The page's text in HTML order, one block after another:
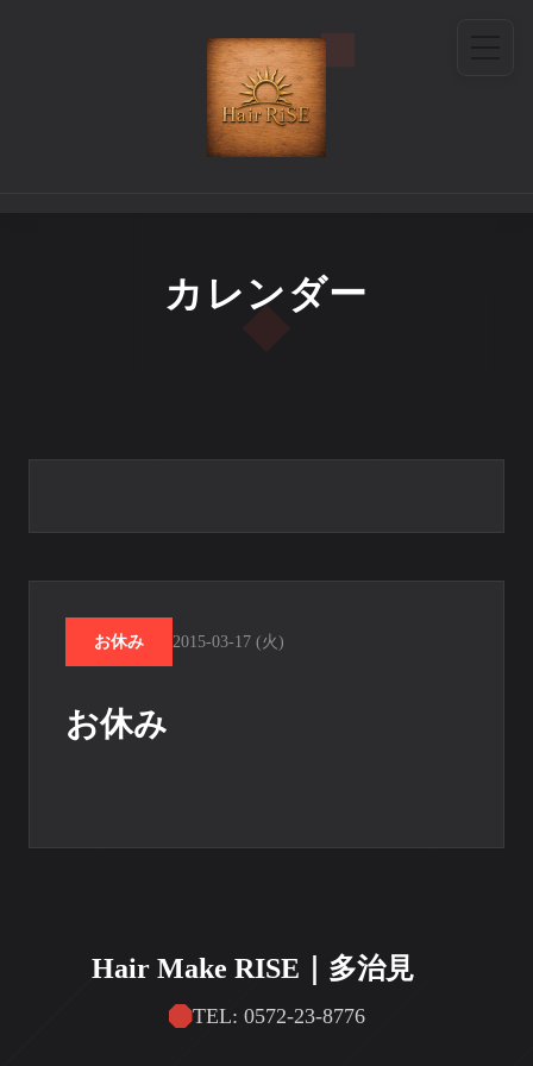
カレンダー
お休み 2015-03-17 (火)
お休み
Hair Make RISE｜多治見
TEL: 0572-23-8776